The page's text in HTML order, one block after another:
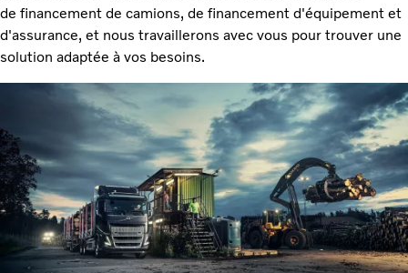
de financement de camions, de financement d'équipement et
d'assurance, et nous travaillerons avec vous pour trouver une
solution adaptée à vos besoins.